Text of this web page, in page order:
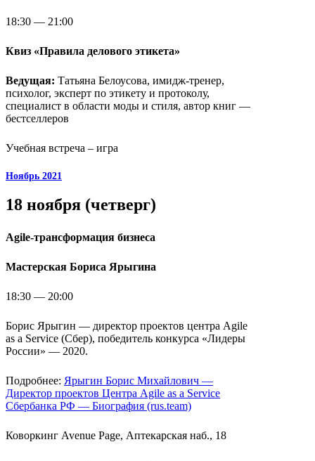
18:30 — 21:00
Квиз «Правила делового этикета»
Ведущая: Татьяна Белоусова, имидж-тренер,
психолог, эксперт по этикету и протоколу,
специалист в области моды и стиля, автор книг —
бестселлеров
Учебная встреча – игра
Ноябрь 2021
18 ноября (четверг)
Agile-трансформация бизнеса
Мастерская Бориса Ярыгина
18:30 — 20:00
Борис Ярыгин — директор проектов центра Agile
as a Service (Сбер), победитель конкурса «Лидеры
России» — 2020.
Подробнее: Ярыгин Борис Михайлович —
Директор проектов Центра Agile as a Service
Сбербанка РФ — Биография (rus.team)
Коворкинг Avenue Page, Аптекарская наб., 18